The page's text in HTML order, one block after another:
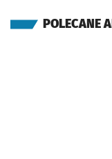
POLECANE